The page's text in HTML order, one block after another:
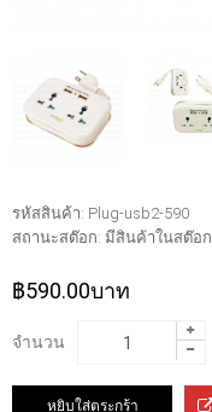
รหัสสินค้า: Plug-usb2-590
สถานะสต๊อก: มีสินค้าในสต๊อก
฿590.00บาท
จำนวน